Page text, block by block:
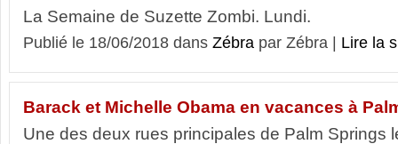
La Semaine de Suzette Zombi. Lundi.
Publié le 18/06/2018 dans Zébra par Zébra | Lire la
Barack et Michelle Obama en vacances à
Une des deux rues principales de Palm Springs